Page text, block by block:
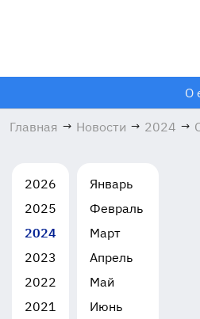
О
Главная → Новости → 2024 →
2026
2025
2024
2023
2022
2021
Январь
Февраль
Март
Апрель
Май
Июнь